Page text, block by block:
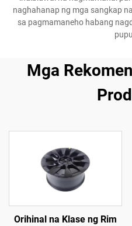
naghahanap ng mga sangkap
sa pagmamaneho habang
Mga
Orihinal na Klase ng Rim